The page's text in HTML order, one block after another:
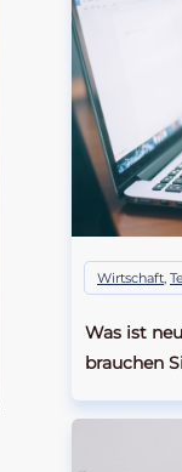
Wirtschaft
Was ist
brauchen